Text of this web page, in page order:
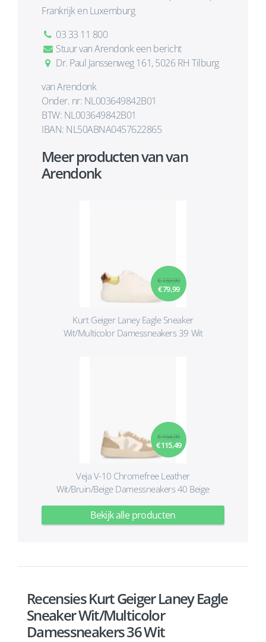
Frankrijk en Luxemburg
03 33 11 800
Stuur van Arendonk een bericht
Dr. Paul Janssenweg 161, 5026 RH Tilburg
van Arendonk
Onder. nr: NL003649842B01
BTW: NL003649842B01
IBAN: NL50ABNA0457622865
Meer producten van van
Arendonk
€ 159,99
€ 79,99
Kurt Geiger Laney Eagle Sneaker
Wit/Multicolor Damessneakers 39 Wit
€ 164,99
€ 115,49
Veja V-10 Chromefree Leather
Wit/Bruin/Beige Damessneakers 40 Beige
Bekijk alle producten
Recensies Kurt Geiger Laney Eagle
Sneaker Wit/Multicolor
Damessneakers 36 Wit